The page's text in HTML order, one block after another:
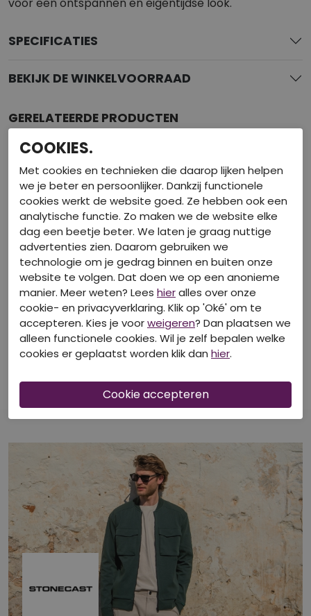
SPECIFICATIES
BEKIJK DE WINKELVOORRAAD
GERELATEERDE PRODUCTEN
40-50-60% korting
STONECAST
Z10433/MT-49353A marine
40-50-60% korting
STONECAST
€ 17,99
COOKIES.
Met cookies en technieken die daarop lijken helpen
we je beter en persoonlijker. Dankzij functionele
cookies werkt de website goed. Ze hebben ook een
analytische functie. Zo maken we de website elke
dag een beetje beter. We laten je graag nuttige
advertenties zien. Daarom gebruiken we
technologie om je gedrag binnen en buiten onze
website te volgen. Dat doen we op een anonieme
manier. Meer weten? Lees hieralles over onze
cookie- en privacyverklaring. Klik op 'Oké' om te
accepteren. Kies je voorweigeren? Dan plaatsen we
alleen functionele cookies. Wil je zelf bepalen welke
cookies er geplaatst worden klik dan hier.